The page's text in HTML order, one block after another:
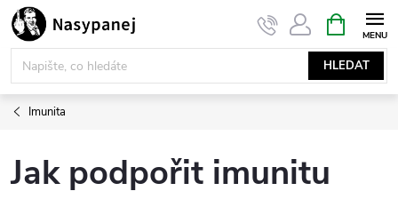
Přejít
na
obsah
HLEDAT
NÁKUPNÍ
KOŠÍK
Imunita
Jak podpořit imunitu